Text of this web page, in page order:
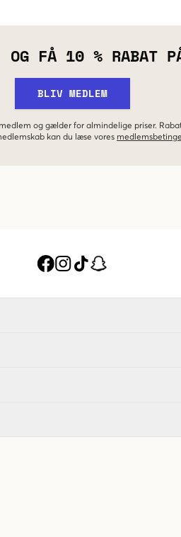
OG FÅ 10 % RABAT
BLIV MEDLEM
og gælder for almindelige priser.
kan du læse vores